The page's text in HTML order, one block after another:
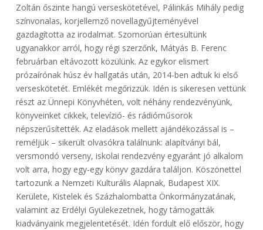
Zoltán őszinte hangú verseskötetével, Pálinkás Mihály pedig
színvonalas, korjellemző novellagyűjteményével
gazdagította az irodalmat. Szomorúan értesültünk
ugyanakkor arról, hogy régi szerzőnk, Mátyás B. Ferenc
februárban eltávozott közülünk. Az egykor elismert
prózaírónak húsz év hallgatás után, 2014-ben adtuk ki első
verseskötetét. Emlékét megőrizzük. Idén is sikeresen vettünk
részt az Ünnepi Könyvhéten, volt néhány rendezvényünk,
könyveinket cikkek, televízió- és rádióműsorok
népszerűsítették. Az eladások mellett ajándékozással is –
reméljük – sikerült olvasókra találnunk: alapítványi bál,
versmondó verseny, iskolai rendezvény egyaránt jó alkalom
volt arra, hogy egy-egy könyv gazdára találjon. Köszönettel
tartozunk a Nemzeti Kulturális Alapnak, Budapest XIX.
Kerülete, Kistelek és Százhalombatta Önkormányzatának,
valamint az Erdélyi Gyülekezetnek, hogy támogatták
kiadványaink megjelentetését. Idén fordult elő először, hogy